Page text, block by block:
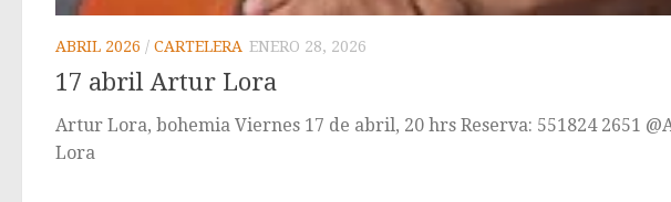
ABRIL 2026 / CARTELERA ENERO 28, 2026
17 abril Artur Lora
Artur Lora, bohemia Viernes 17 de abril, 20 hrs Reserva: 551824 2651
Lora